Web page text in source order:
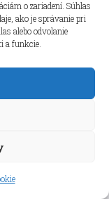
o zariadení. Súhlas
ako je správanie pri
alebo odvolanie
a funkcie.